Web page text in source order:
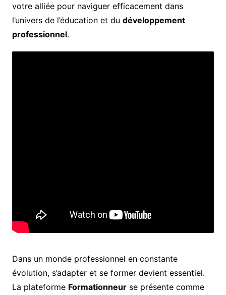
votre alliée pour naviguer efficacement dans
l’univers de l’éducation et du développement
professionnel.
Dans un monde professionnel en constante
évolution, s’adapter et se former devient essentiel.
La plateforme Formationneurse présente comme